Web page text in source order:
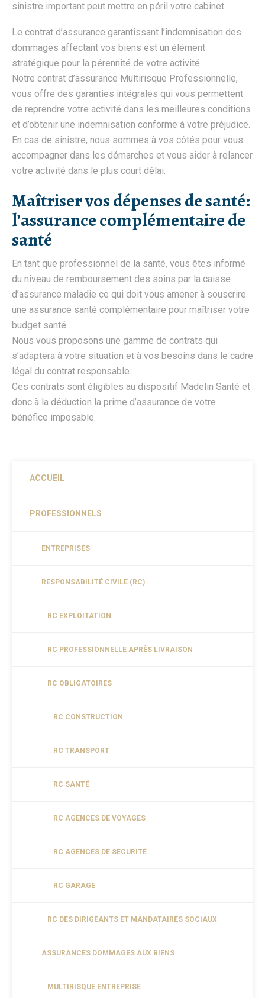
sinistre important peut mettre en péril votre cabinet.
Le contrat d’assurance garantissant l’indemnisation des
dommages affectant vos biens est un élément
stratégique pour la pérennité de votre activité.
Notre contrat d’assurance Multirisque Professionnelle,
vous offre des garanties intégrales qui vous permettent
de reprendre votre activité dans les meilleures conditions
et d’obtenir une indemnisation conforme à votre préjudice.
En cas de sinistre, nous sommes à vos côtés pour vous
accompagner dans les démarches et vous aider à relancer
votre activité dans le plus court délai.
Maîtriser vos dépenses de santé:
l’assurance complémentaire de
santé
En tant que professionnel de la santé, vous êtes informé
du niveau de remboursement des soins par la caisse
d’assurance maladie ce qui doit vous amener à souscrire
une assurance santé complémentaire pour maîtriser votre
budget santé.
Nous vous proposons une gamme de contrats qui
s’adaptera à votre situation et à vos besoins dans le cadre
légal du contrat responsable.
Ces contrats sont éligibles au dispositif Madelin Santé et
donc à la déduction la prime d’assurance de votre
bénéfice imposable.
ACCUEIL
PROFESSIONNELS
ENTREPRISES
RESPONSABILITÉ CIVILE (RC)
RC EXPLOITATION
RC PROFESSIONNELLE APRÈS LIVRAISON
RC OBLIGATOIRES
RC CONSTRUCTION
RC TRANSPORT
RC SANTÉ
RC AGENCES DE VOYAGES
RC AGENCES DE SÉCURITÉ
RC GARAGE
RC DES DIRIGEANTS ET MANDATAIRES SOCIAUX
ASSURANCES DOMMAGES AUX BIENS
MULTIRISQUE ENTREPRISE